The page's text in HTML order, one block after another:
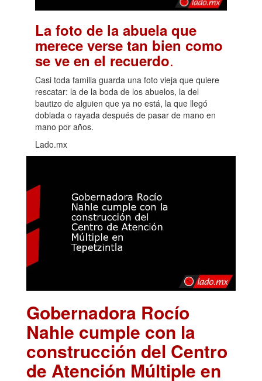
La foto de la abuela que
merece verse tan bien como
se ve en el recuerdo.
Casi toda familia guarda una foto vieja que quiere
rescatar: la de la boda de los abuelos, la del
bautizo de alguien que ya no está, la que llegó
doblada o rayada después de pasar de mano en
mano por años.
Lado.mx
Gobernadora Rocío
Nahle cumple con la
construcción del Centro
de Atención Múltiple en